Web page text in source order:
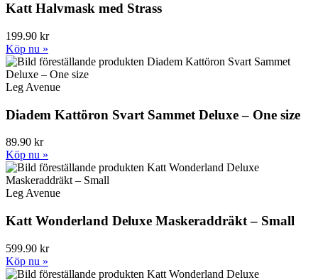
Katt Halvmask med Strass
199.90 kr
Köp nu »
Leg Avenue
Diadem Kattöron Svart Sammet Deluxe – One size
89.90 kr
Köp nu »
Leg Avenue
Katt Wonderland Deluxe Maskeraddräkt – Small
599.90 kr
Köp nu »